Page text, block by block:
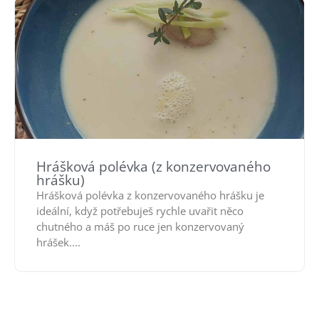
Hrášková polévka (z konzervovaného
hrášku)
Hrášková polévka z konzervovaného hrášku je
ideální, když potřebuješ rychle uvařit něco
chutného a máš po ruce jen konzervovaný
hrášek....